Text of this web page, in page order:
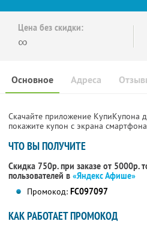
Цена без скидки:
∞
Основное Адреса
Скачайте приложение КупиКупона
покажите купон с экрана
ЧТО ВЫ ПОЛУЧИТЕ
Скидка 750р. при заказе от 5000р.
пользователей в «Яндекс Афише»
Промокод: FC097097
КАК РАБОТАЕТ ПРОМОКОД